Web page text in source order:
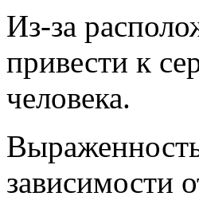
Из-за
привести к
человека.
зависимости